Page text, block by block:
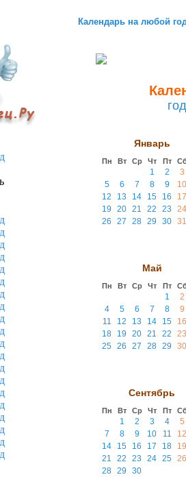
Календарь на любой
Январь
Пн Вт Ср Чт Пт
1 2
3
5
6 7 8 9
10
12
13 14 15 16
17
19
20 21 22 23
24
26
27 28 29 30 31
Май
Пн Вт Ср Чт Пт
1
2
4
5 6 7 8
9
11
12 13 14 15
16
18
19 20 21 22
23
25
26 27 28 29 30
Сентябрь
Пн Вт Ср Чт Пт
1 2 3 4
5
7
8 9 10 11
12
14
15 16 17 18
19
21
22 23 24 25
26
28 29 30